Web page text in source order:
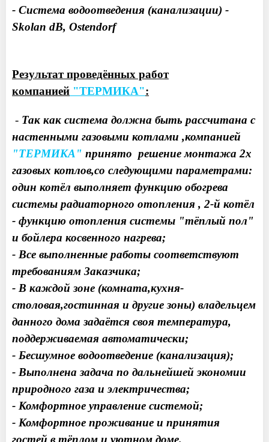
- Система водоотведения (канализации) -
Skolan dB, Ostendorf
Результат проведённых работ
компанией "ТЕРМИКА":
- Так как система должна быть рассчитана с
настенными газовыми котлами ,компанией
"ТЕРМИКА" принято решение монтажа 2х
газовых котлов,со следующими параметрами:
один котёл выполняет функцию обогрева
системы радиаторного отопления , 2-й котёл
- функцию отопления системы "тёплый пол"
и бойлера косвенного нагрева;
- Все выполненные работы соответствуют
требованиям Заказчика;
- В каждой зоне (комната,кухня-
столовая,гостинная и другие зоны) владельцем
данного дома задаётся своя температура,
поддерживаемая автоматически;
- Бесшумное водоотведение (канализация);
- Выполнена задача по дальнейшей экономии
природного газа и электричества;
- Комфортное управление системой;
- Комфортное проживание и принятия
гостей в тёплом и уютном доме.